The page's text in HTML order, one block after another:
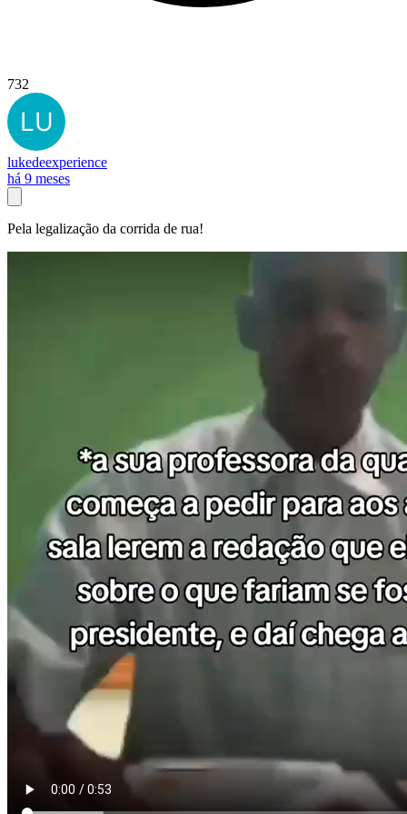
732
lukedeexperience
há 9 meses
Pela legalização da corrida de rua!